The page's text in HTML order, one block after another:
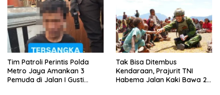
Tim Patroli Perintis Polda
Metro Jaya Amankan 3
Pemuda di Jalan I Gusti
Tak Bisa Ditembus
Kendaraan, Prajurit TNI
Habema Jalan Kaki Bawa 2